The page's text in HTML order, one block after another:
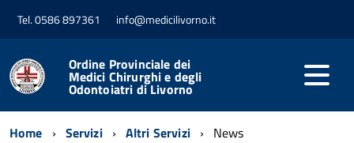
Tel. 0586 897361 info@medicilivorno.it
Ordine Provinciale dei
Medici Chirurghi e degli
Odontoiatri di Livorno
Home Servizi Altri Servizi News